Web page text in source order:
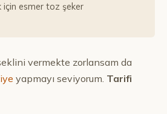
için esmer toz şeker
vermekte zorlansam da
yapmayı seviyorum. Tarifi